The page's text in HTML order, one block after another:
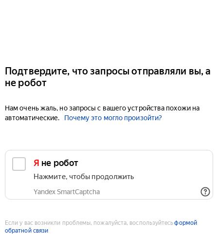
Подтвердите, что запросы отправляли вы, а
не робот
Нам очень жаль, но запросы с вашего устройства похожи на
автоматические.
Почему это могло произойти?
Я не робот
Нажмите, чтобы продолжить
Yandex SmartCaptcha
Если у вас возникли проблемы, пожалуйста, воспользуйтесьформой
обратной связи